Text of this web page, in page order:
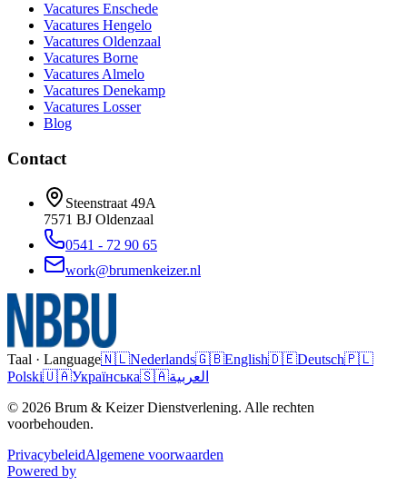
Vacatures Enschede
Vacatures Hengelo
Vacatures Oldenzaal
Vacatures Borne
Vacatures Almelo
Vacatures Denekamp
Vacatures Losser
Blog
Contact
Steenstraat 49A
7571 BJ Oldenzaal
0541 - 72 90 65
work@brumenkeizer.nl
Taal · Language🇳🇱Nederlands🇬🇧English🇩🇪Deutsch🇵🇱
Polski🇺🇦Українська🇸🇦العربية
© 2026 Brum & Keizer Dienstverlening. Alle rechten
voorbehouden.
PrivacybeleidAlgemene voorwaarden
Powered by